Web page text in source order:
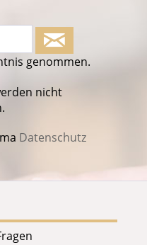
genommen.
nicht
Datenschutz